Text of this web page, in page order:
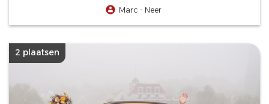
Marc - Neer
2 plaatsen